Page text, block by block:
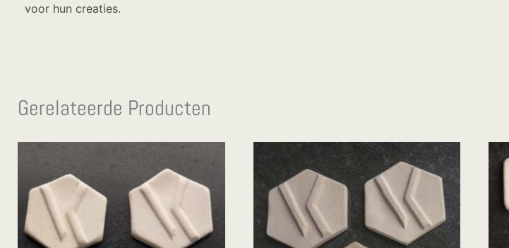
voor hun creaties.
Gerelateerde Producten